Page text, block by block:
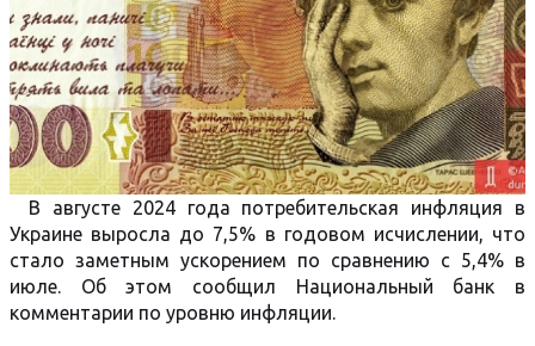
В августе 2024 года потребительская инфляция в
Украине выросла до 7,5% в годовом исчислении, что
стало заметным ускорением по сравнению с 5,4% в
июле. Об этом сообщил Национальный банк в
комментарии по уровню инфляции.